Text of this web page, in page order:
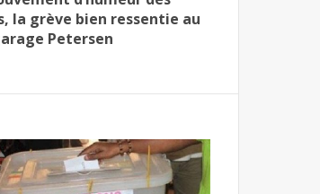
la grève bien ressentie au
Petersen